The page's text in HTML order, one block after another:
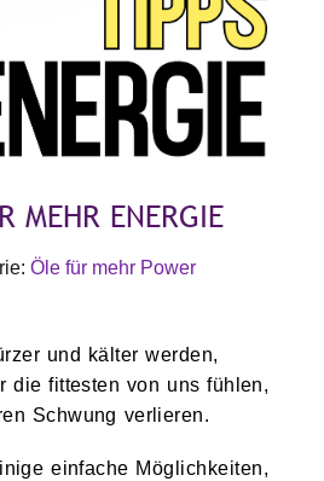
MEHR ENERGIE
Öle für mehr Power
und kälter werden,
die fittesten von uns fühlen,
Schwung verlieren.
einfache Möglichkeiten,